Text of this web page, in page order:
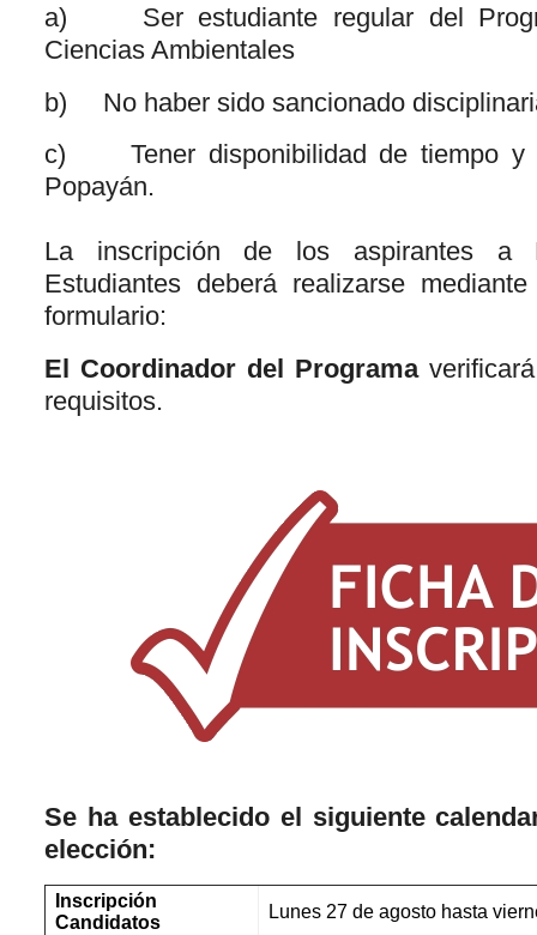
a) Ser estudiante regular del
Ciencias Ambientales
b) No haber sido sancionado
c) Tener disponibilidad de tiempo y
Popayán.
La inscripción de los aspirantes a
Estudiantes deberá realizarse
formulario:
El Coordinador del Programa
requisitos.
Se ha establecido el siguiente
elección:
Inscripción
Candidatos
Lunes 27 de agosto hasta